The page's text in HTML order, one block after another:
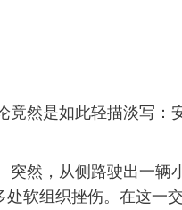
竟然是如此轻描淡写：
突然，从侧路驶出一辆
软组织挫伤。在这一